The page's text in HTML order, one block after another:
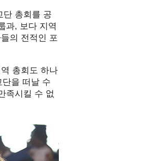
단 총회를 공
과, 보다 지역
의 전적인 포
총회도 하나
을 떠날 수
족시킬 수 없